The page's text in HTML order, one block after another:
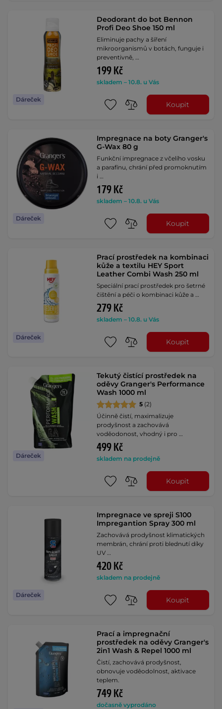
Dáreček
Deodorant do bot Bennon
Profi Deo Shoe 150 ml
Eliminuje pachy a šíření
mikroorganismů v botách, funguje i
preventivně, …
199 Kč
skladem – 10.8. u Vás
Koupit
Dáreček
Impregnace na boty Granger's
G-Wax 80 g
Funkční impregnace z včelího vosku
a parafínu, chrání před promoknutím
i …
179 Kč
skladem – 10.8. u Vás
Koupit
Dáreček
Prací prostředek na kombinaci
kůže a textilu HEY Sport
Leather Combi Wash 250 ml
Speciální prací prostředek pro šetrné
čištění a péči o kombinaci kůže a …
279 Kč
skladem – 10.8. u Vás
Koupit
Dáreček
Tekutý čistící prostředek na
oděvy Granger's Performance
Wash 1000 ml
5 (2)
Účinně čistí, maximalizuje
prodyšnost a zachovává
voděodonost, vhodný i pro …
499 Kč
skladem na prodejně
Koupit
Dáreček
Impregnace ve spreji S100
Impregantion Spray 300 ml
Zachovává prodyšnost klimatických
membrán, chrání proti blednutí díky
UV …
420 Kč
skladem na prodejně
Koupit
Prací a impregnační
prostředek na oděvy Granger's
2in1 Wash & Repel 1000 ml
Čistí, zachovává prodyšnost,
obnovuje voděodolnost, aktivace
teplem.
749 Kč
dočasně vyprodáno